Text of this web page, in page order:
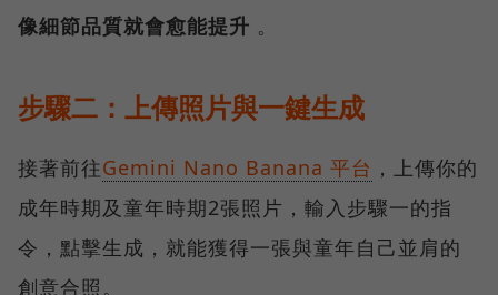
像細節品質就會愈能提升 。
步驟二：上傳照片與一鍵生成
接著前往Gemini Nano Banana 平台 ，上傳你的
成年時期及童年時期2張照片，輸入步驟一的指
令，點擊生成，就能獲得一張與童年自己並肩的
創意合照。